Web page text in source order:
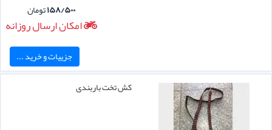
۱۵۸/۵۰۰تومان
امکان ارسال روزانه
جزییات و خرید ...
کش تخت باربندی